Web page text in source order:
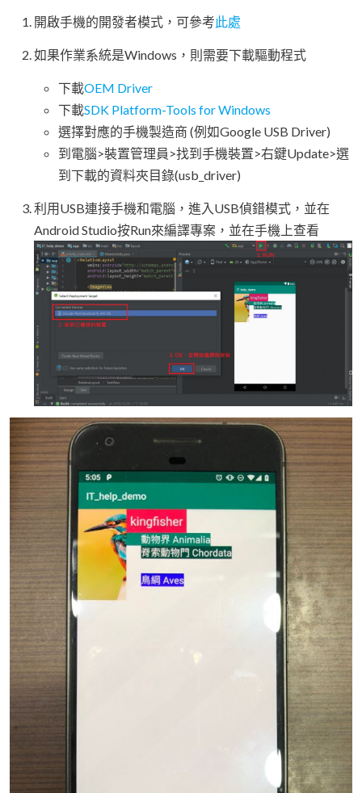
開啟手機的開發者模式，可參考此處
如果作業系統是Windows，則需要下載驅動程式
下載OEM Driver
下載SDK Platform-Tools for Windows
選擇對應的手機製造商 (例如Google USB Driver)
到電腦>裝置管理員>找到手機裝置>右鍵Update>選
到下載的資料夾目錄(usb_driver)
利用USB連接手機和電腦，進入USB偵錯模式，並在
Android Studio按Run來編譯專案，並在手機上查看